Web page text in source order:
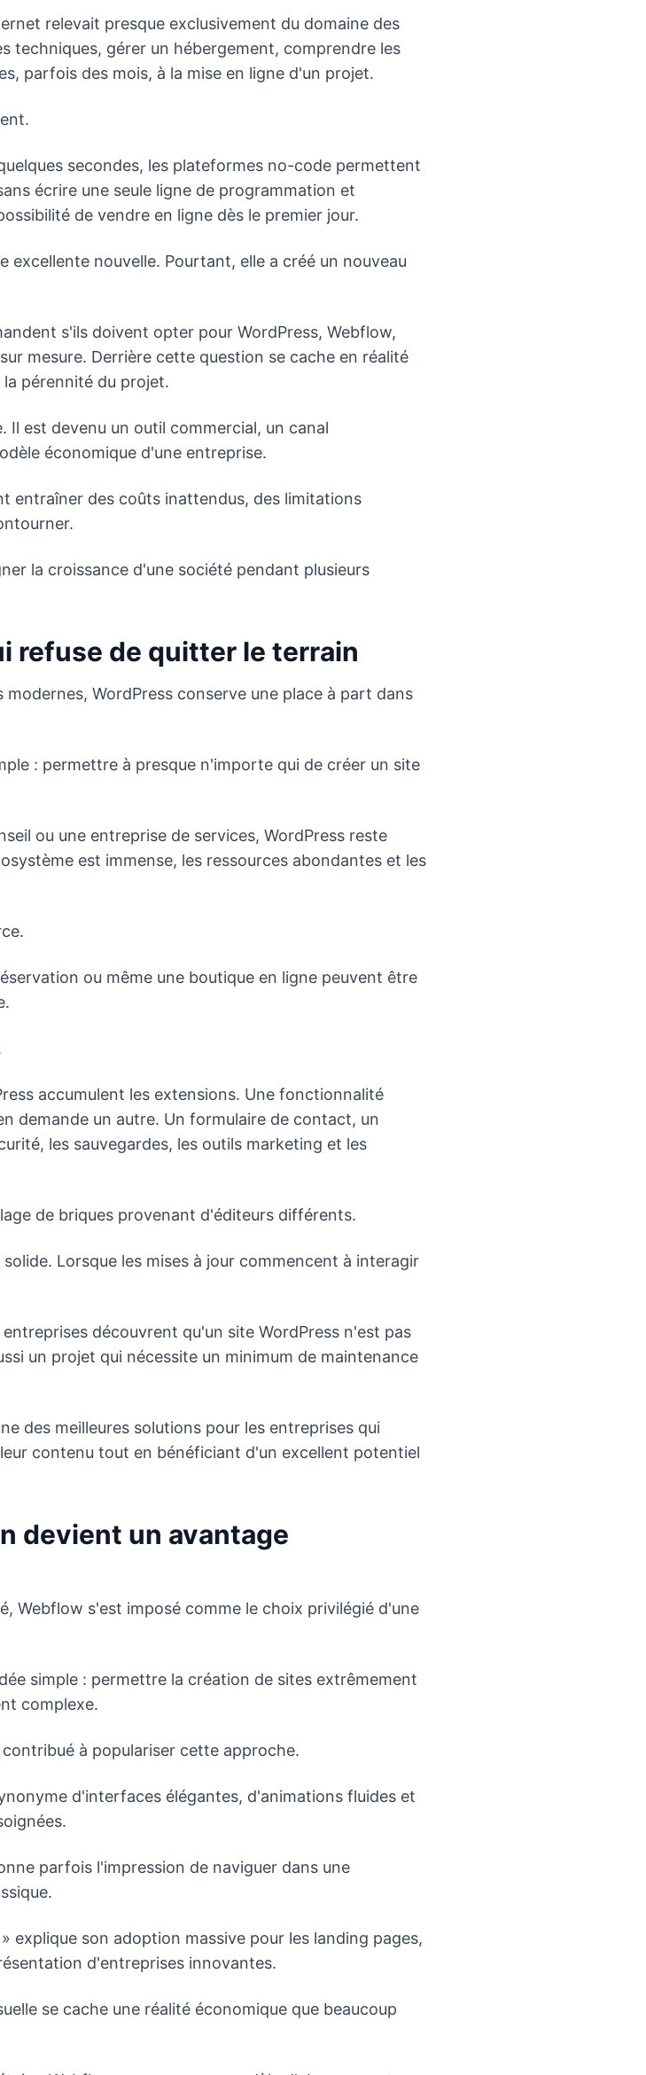
relevait presque exclusivement du domaine des
techniques, gérer un hébergement, comprendre les
parfois des mois, à la mise en ligne d'un projet.
secondes, les plateformes no-code permettent
écrire une seule ligne de programmation et
de vendre en ligne dès le premier jour.
nouvelle. Pourtant, elle a créé un nouveau
s'ils doivent opter pour WordPress, Webflow,
mesure. Derrière cette question se cache en réalité
pérennité du projet.
Il est devenu un outil commercial, un canal
économique d'une entreprise.
entraîner des coûts inattendus, des limitations
la croissance d'une société pendant plusieurs
refuse de quitter le terrain
WordPress conserve une place à part dans
: permettre à presque n'importe qui de créer un site
ou une entreprise de services, WordPress reste
est immense, les ressources abondantes et les
ou même une boutique en ligne peuvent être
accumulent les extensions. Une fonctionnalité
demande un autre. Un formulaire de contact, un
les sauvegardes, les outils marketing et les
de briques provenant d'éditeurs différents.
Lorsque les mises à jour commencent à interagir
découvrent qu'un site WordPress n'est pas
un projet qui nécessite un minimum de maintenance
des meilleures solutions pour les entreprises qui
contenu tout en bénéficiant d'un excellent potentiel
devient un avantage
Webflow s'est imposé comme le choix privilégié d'une
simple : permettre la création de sites extrêmement
complexe.
à populariser cette approche.
d'interfaces élégantes, d'animations fluides et
parfois l'impression de naviguer dans une
explique son adoption massive pour les landing pages,
d'entreprises innovantes.
se cache une réalité économique que beaucoup